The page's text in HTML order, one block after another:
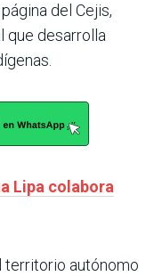
del Cejis,
que desarrolla
Lipa colabora
territorio autónomo